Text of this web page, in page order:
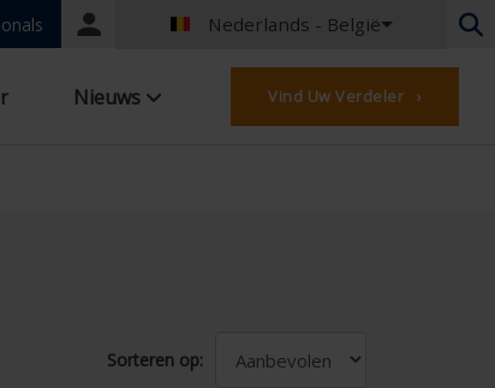
Portal
Nederlands - België
Nederlands - België
Frans - België
Nederlands - Nederland
Duits - Zwitserland
Nieuws Vind Uw Verdeler ›
Sorteren op: